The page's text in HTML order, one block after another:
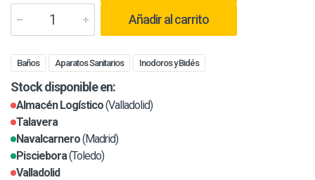
Añadir al carrito
Baños Aparatos Sanitarios Inodoros y Bidés
Stock disponible en:
Almacén Logístico(Valladolid)
Talavera
Navalcarnero(Madrid)
Pisciebora(Toledo)
Valladolid